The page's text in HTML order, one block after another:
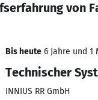
von
Bis heute 6 Jahre und 1
Technischer
INNIUS RR GmbH